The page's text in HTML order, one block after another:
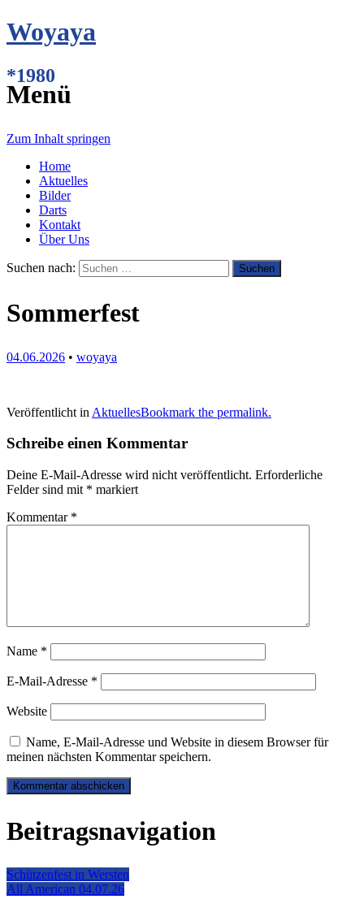
Woyaya
*1980
Menü
Zum Inhalt springen
Home
Aktuelles
Bilder
Darts
Kontakt
Über Uns
Suchen nach:
Sommerfest
04.06.2026 • woyaya
Veröffentlicht in AktuellesBookmark the permalink.
Schreibe einen Kommentar
Deine E-Mail-Adresse wird nicht veröffentlicht. Erforderliche
Felder sind mit * markiert
Kommentar *
Name *
E-Mail-Adresse *
Website
Name, E-Mail-Adresse und Website in diesem Browser für
meinen nächsten Kommentar speichern.
Beitragsnavigation
Schützenfest in Wersten
All American 04.07.26